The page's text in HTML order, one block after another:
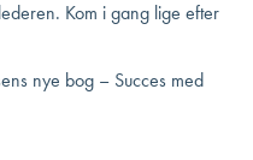
Kom i gang lige efter
nye bog – Succes med